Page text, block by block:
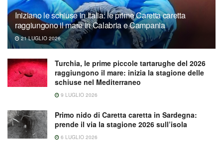
Iniziano le schiuse in Italia: le prime Caretta caretta
raggiungono il mare in Calabria e Campania
21 LUGLIO 2026
Turchia, le prime piccole tartarughe del 2026
raggiungono il mare: inizia la stagione delle
schiuse nel Mediterraneo
9 LUGLIO 2026
Primo nido di Caretta caretta in Sardegna:
prende il via la stagione 2026 sull’isola
6 LUGLIO 2026